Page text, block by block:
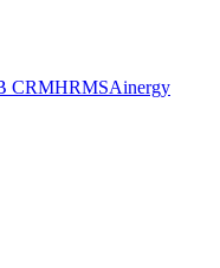
CRMHRMSAinergy